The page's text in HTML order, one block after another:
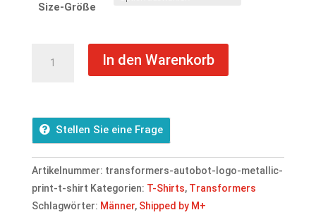
Size-Größe
Metallic
Print
T-
Shirt
Menge
In den Warenkorb
Stellen Sie eine Frage
Artikelnummer: transformers-autobot-logo-metallic-
print-t-shirt Kategorien: T-Shirts, Transformers
Schlagwörter: Männer, Shipped by M+